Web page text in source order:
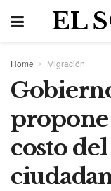
EL
Home Migración
propone
costo